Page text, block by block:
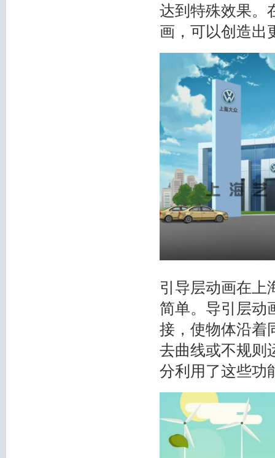
达到特殊效果。
画，可以创造出
引导层动画在上
简单。导引层动
接，使物体沿着
去曲线或不规则
分利用了这些功